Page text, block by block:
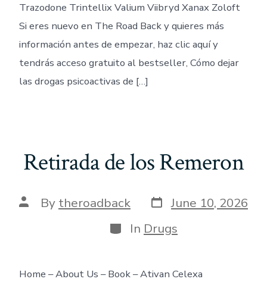
Trazodone Trintellix Valium Viibryd Xanax Zoloft
Si eres nuevo en The Road Back y quieres más
información antes de empezar, haz clic aquí y
tendrás acceso gratuito al bestseller, Cómo dejar
las drogas psicoactivas de […]
Retirada de los Remeron
Post
author
By theroadback Post
date
June 10, 2026
Categories
In Drugs
Home – About Us – Book – Ativan Celexa